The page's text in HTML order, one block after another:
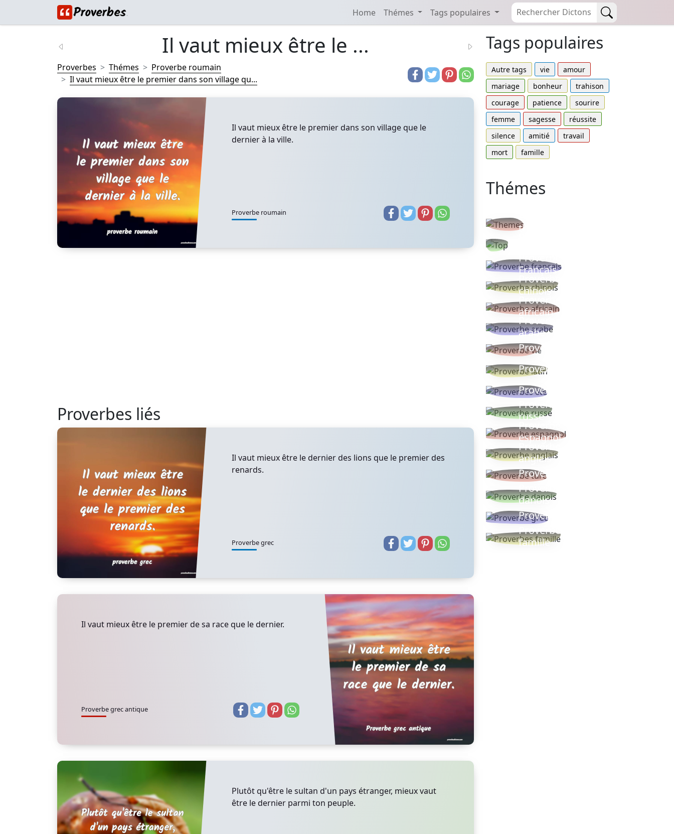
Home Thémes Tags populaires
Il vaut mieux être le ...
Proverbes Thémes
Proverbe roumain
Il vaut mieux être le premier dans son village qu...
Il vaut mieux être le premier dans son village que le
dernier à la ville.
Proverbe roumain
Proverbes liés
Il vaut mieux être le dernier des lions que le premier des
renards.
Proverbe grec
Il vaut mieux être le premier de sa race que le dernier.
Proverbe grec antique
Plutôt qu'être le sultan d'un pays étranger, mieux vaut
être le dernier parmi ton peuple.
Tags populaires
Autre tags vie
amour
mariage
bonheur
trahison
courage
patience
sourire
femme
sagesse
réussite
silence
amitié
travail
mort
famille
Thémes
thèmes
Proverbe
Français
Proverbe
chinois
Proverbe
africain
Proverbe
arabe
Proverbe vie
Proverbe latin
Proverbes ete
Proverbe
russe
Proverbe
espagnol
Proverbe
anglais
Proverbe turc
Proverbe
danois
Proverbe grec
Proverbes
famille